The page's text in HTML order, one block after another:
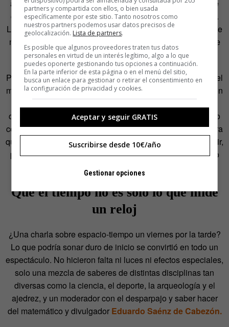
ápice de las ganas de seguir viviendo. De hecho, dice, se
considera «un vividor,en el buen sentido de la palabra».
Los aplausos al joven gallego fueron, seguramente, los que
más decibelios alcanzaron en el auditorio durante el fin de
semana.
Por su parte, la escaladoraJosune Bereziartudesmontó el
mito de la voluntad vacía. «Te mueve el corazón. Sin pasión
no hay motor». Para ella, la longevidad activa no es una
cuestión de
machacarse, sino de encontrar un vínculo vivo
con lo que haces. Y en cuanto a lo de la inmortalidad, ¿para
qué? ¿Quién quiere ser consciente de que nunca va a morir,
pase lo que pase? Porque para ella, «el estrés, entendido
como incertidumbre, es lo que nos da la vida».
Que el tiempo no es solo lo que mide
un reloj
¿Una charla sobre espacio-tiempo un viernes por la tarde?
Lo que podría sonar duro de inicio se convirtió en todo un
espectáculo. No hicieron falta ni luces ni efectos especiales,
solo una mezcla de saberes de distintas disciplinas tan
diversas como la ciencia, el deporte, la arqueología y el
ajedrez, y un moderador con el desparpajo y saber hacer
del matemático y divulgador Eduardo Saénz de Cabezón.
partners y compartida con ellos, o bien usada
específicamente por este sitio. Tanto nosotros como
nuestros partners podemos usar datos precisos de
geolocalización. Lista de partners.
Es posible que algunos proveedores traten tus datos
personales en virtud de un interés legítimo, algo a lo que
puedes oponerte gestionando tus opciones a continuación.
En la parte inferior de esta página o en el menú del sitio,
busca un enlace para gestionar o retirar el consentimiento en
la configuración de privacidad y cookies.
Aceptar y seguir GRATIS
Suscribirse desde 10€/año
Gestionar opciones